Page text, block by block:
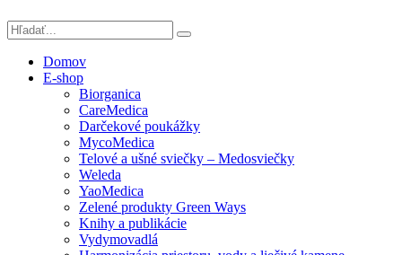
Domov
E-shop
Biorganica
CareMedica
Darčekové poukážky
MycoMedica
Telové a ušné sviečky – Medosviečky
Weleda
YaoMedica
Zelené produkty Green Ways
Knihy a publikácie
Vydymovadlá